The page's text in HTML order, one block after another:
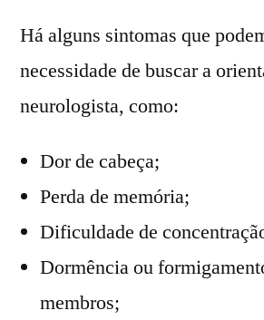
Há alguns sintomas que
necessidade de buscar a
neurologista, como:
Dor de cabeça;
Perda de memória;
Dificuldade de
Dormência ou
membros;